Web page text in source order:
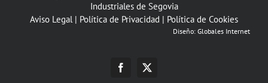
Industriales de Segovia
Aviso Legal| Política de Privacidad | Política de Cookies
Diseño: Globales Internet
Facebook
X